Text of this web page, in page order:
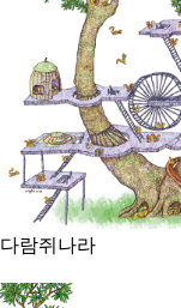
다람쥐나라